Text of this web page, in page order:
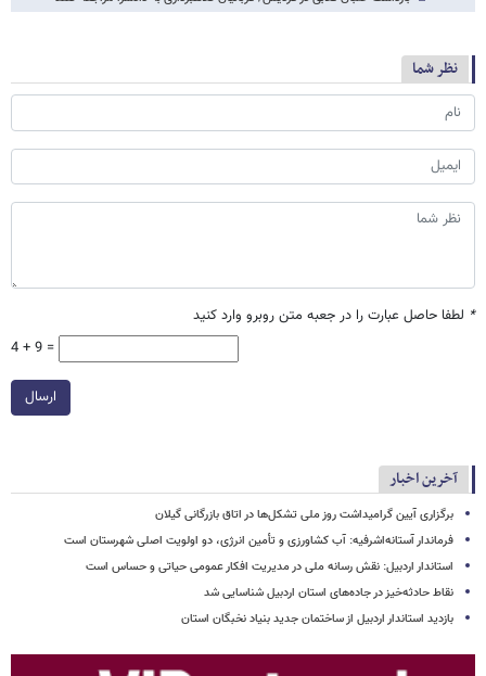
نظر شما
* لطفا حاصل عبارت را در جعبه متن روبرو وارد کنید
4 + 9 =
ارسال
آخرین اخبار
برگزاری آیین گرامیداشت روز ملی تشکل‌ها در اتاق بازرگانی گیلان
فرماندار آستانه‌اشرفیه: آب کشاورزی و تأمین انرژی، دو اولویت اصلی شهرستان است
استاندار اردبیل: نقش رسانه ملی در مدیریت افکار عمومی حیاتی و حساس است
نقاط حادثه‌خیز در جاده‌های استان اردبیل شناسایی شد
بازدید استاندار اردبیل از ساختمان جدید بنیاد نخبگان استان